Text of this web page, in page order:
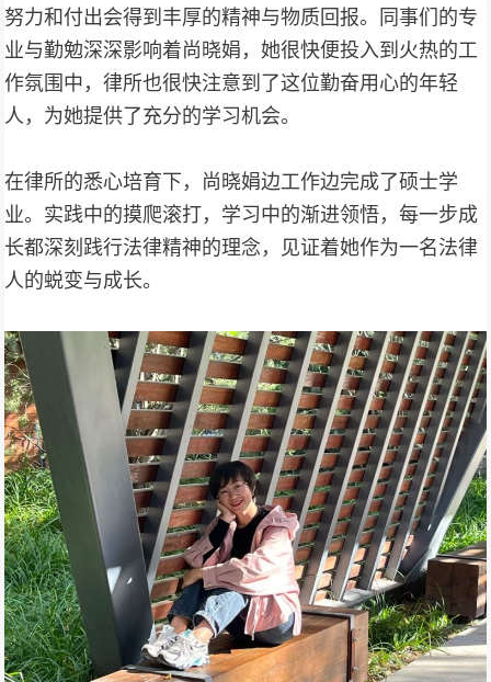
努力和付出会得到丰厚的精神与物质回报。
同事们的专
业与勤勉深深影响着尚晓娟，她很快便投入到火热的工
作氛围中，律所也很快注意到了这位勤奋用心的年轻
人，为她提供了充分的学习机会。
在律所的悉心培育下，尚晓娟边工作边完成了硕士学
业。实践中的摸爬滚打，学习中的渐进领悟，每一步成
长都深刻践行法律精神的理念，见证着她作为一名法律
人的蜕变与成长。